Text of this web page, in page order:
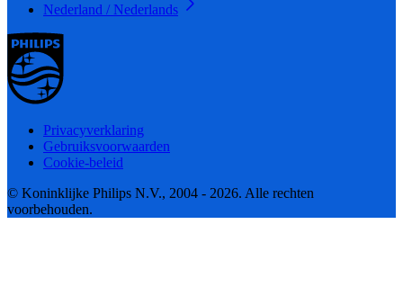
Nederland / Nederlands
Privacyverklaring
Gebruiksvoorwaarden
Cookie-beleid
© Koninklijke Philips N.V., 2004 - 2026. Alle rechten
voorbehouden.